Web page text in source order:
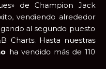
de Champion Jack
vendiendo alrededor
al segundo puesto
Charts. Hasta nuestras
ha vendido más de 110